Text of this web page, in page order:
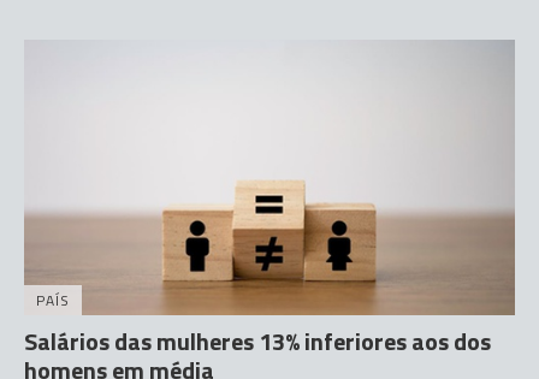
PAÍS
Salários das mulheres 13% inferiores aos dos
homens em média